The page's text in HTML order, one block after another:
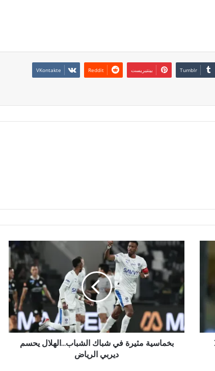
بينتيريست
24
بخماسية مثيرة في شباك الشباب...الهلال يحسم
ديربي الرياض